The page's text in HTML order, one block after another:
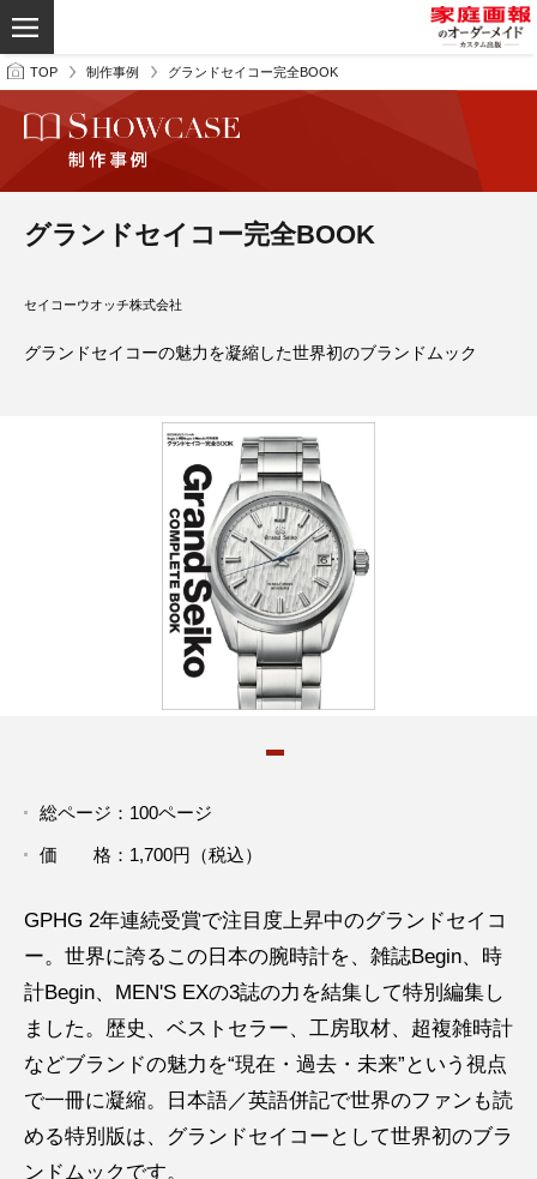
TOP 制作事例 グランドセイコー完全BOOK
グランドセイコー完全BOOK
セイコーウオッチ株式会社
グランドセイコーの魅力を凝縮した世界初のブランドムック
総ページ：100ページ
価 格：1,700円（税込）
GPHG 2年連続受賞で注目度上昇中のグランドセイコ
ー。世界に誇るこの日本の腕時計を、雑誌Begin、時
計Begin、MEN'S EXの3誌の力を結集して特別編集し
ました。歴史、ベストセラー、工房取材、超複雑時計
などブランドの魅力を“現在・過去・未来”という視点
で一冊に凝縮。日本語／英語併記で世界のファンも読
める特別版は、グランドセイコーとして世界初のブラ
ンドムックです。